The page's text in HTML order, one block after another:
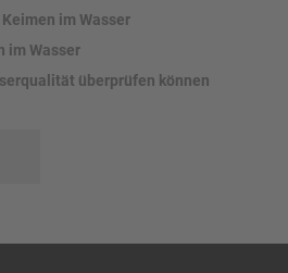
im Wasser
im Wasser
überprüfen können